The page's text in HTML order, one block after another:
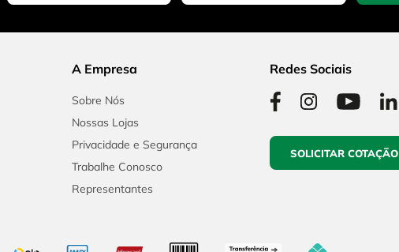
A Empresa
Sobre Nós
Nossas Lojas
Privacidade e Segurança
Trabalhe Conosco
Representantes
Redes Sociais
SOLICITAR COTAÇÃO